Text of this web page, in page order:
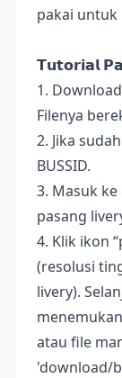
pakai untuk
𝗧𝘂𝘁𝗼𝗿𝗶𝗮𝗹
1.
Filenya
2. Jika
BUSSID.
3. Masuk
pasang
4. Klik ikon
(resolusi
livery).
atau file
'download/